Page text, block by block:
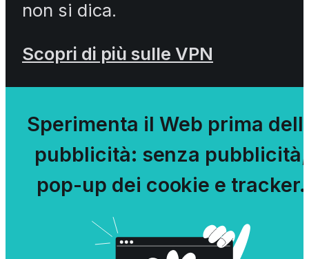
non si dica.
Scopri di più sulle VPN
Sperimenta il Web prima
pubblicità: senza pubblicità,
pop-up dei cookie e tracker.